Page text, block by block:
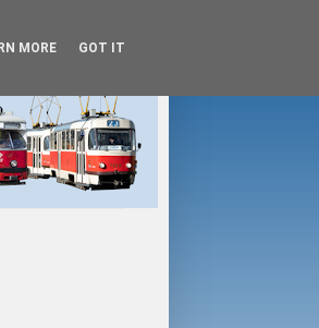
MORE GOT IT